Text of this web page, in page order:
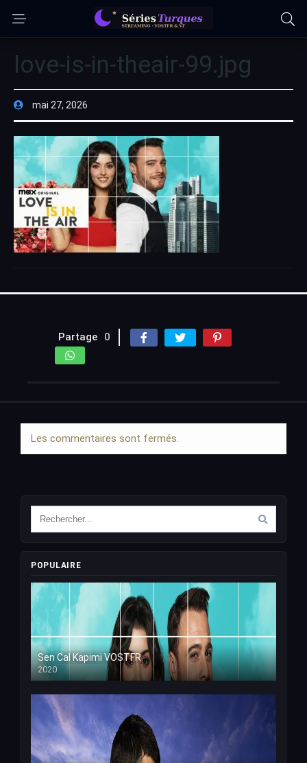
love-is-in-theair-99.jpg
mai 27, 2026
Partage 0
Les commentaires sont fermés.
POPULAIRE
Sen Cal Kapimi VOSTFR
2020